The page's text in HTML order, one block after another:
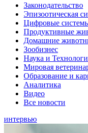
Законодательство
Эпизоотическая
Цифровые
Продуктивные
Домашние
Зообизнес
Наука и
Мировая
Образование и
Аналитика
Видео
Все новости
интервью